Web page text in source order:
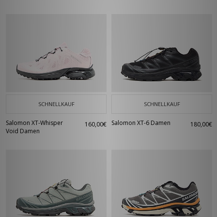
SCHNELLKAUF
Salomon XT-Whisper
Void Damen
160,00€
SCHNELLKAUF
Salomon XT-6 Damen 180,00€